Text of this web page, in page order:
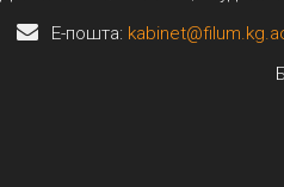
E-пошта: